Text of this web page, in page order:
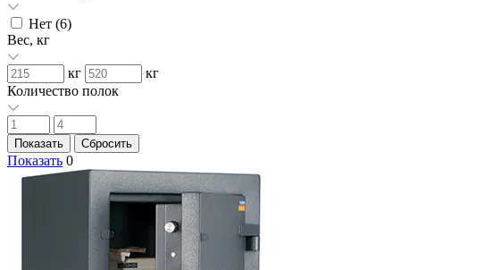
Нет (6)
Вес, кг
кг
кг
Количество полок
Показать 0